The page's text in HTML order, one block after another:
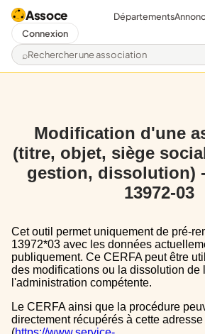
Assoce
Rechercher une association
Départements
Connexion
Modification d'une
(titre, objet, siège
gestion, dissolution) -
13972-03
Cet outil permet uniquement de pré-remplir le CERFA
13972*03 avec les données
publiquement. Ce CERFA peut être
des modifications ou la dissolution de
l'administration compétente.
Le CERFA ainsi que la procédure peuvent être
directement récupérés à cette adresse